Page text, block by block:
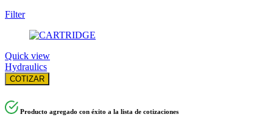
Filter
Quick view
Hydraulics
COTIZAR
Producto agregado con éxito a la lista de cotizaciones